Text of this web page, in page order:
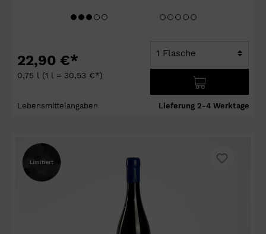
22,90 €*
0,75 l (1 l = 30,53 €*)
Lebensmittelangaben Lieferung 2-4 Werktage
Limitiert